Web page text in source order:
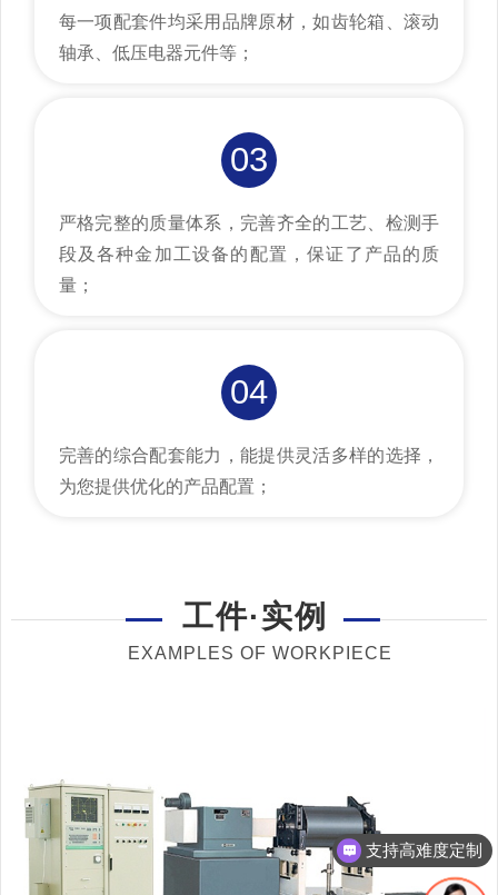
每一项配套件均采用品牌原材，如齿轮箱、滚动
轴承、低压电器元件等；
03
严格完整的质量体系，完善齐全的工艺、检测手
段及各种金加工设备的配置，保证了产品的质
量；
04
完善的综合配套能力，能提供灵活多样的选择，
为您提供优化的产品配置；
工件·实例
EXAMPLES OF WORKPIECE
支持高难度定制